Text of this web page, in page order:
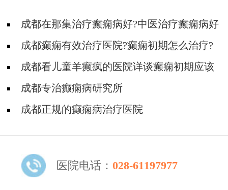
成都在那集治疗癫痫病好?中医治疗癫痫病好
吗?成都癫痫有效治疗医院?癫痫初期怎么治疗?
成都看儿童羊癫疯的医院详谈癫痫初期应该
怎么治疗?
成都专治癫痫病研究所
成都正规的癫痫病治疗医院
医院电话： 028-61197977